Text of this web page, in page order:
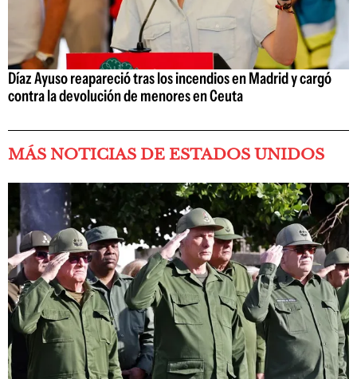
Díaz Ayuso reapareció tras los incendios en Madrid y cargó
contra la devolución de menores en Ceuta
MÁS NOTICIAS DE ESTADOS UNIDOS